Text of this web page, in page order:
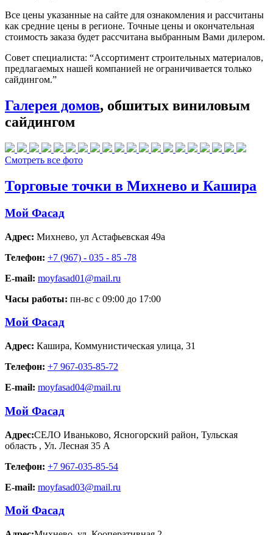
Все цены указанные на сайте для ознакомления и рассчитаны
как средние цены в регионе. Точные цены и окончательная
стоимость заказа будет рассчитана выбранным Вами дилером.
Совет специалиста: “Ассортимент строительных материалов,
предлагаемых нашей компанией не ограничивается только
сайдингом.”
Галерея домов, обшитых виниловым
сайдингом
Смотреть все фото
Торговые точки в Михнево и Кашира
Мой Фасад
Адрес: Михнево, ул Астафьевская 49а
Телефон: +7 (967) - 035 - 85 -78
E-mail: moyfasad01@mail.ru
Часы работы: пн-вс с 09:00 до 17:00
Мой Фасад
Адрес: Кашира, Коммунистическая улица, 31
Телефон: +7 967-035-85-72
E-mail: moyfasad04@mail.ru
Мой Фасад
Адрес:СЕЛО Иваньково, Ясногорский район, Тульская
область , Ул. Лесная 35 А
Телефон: +7 967-035-85-54
E-mail: moyfasad03@mail.ru
Мой Фасад